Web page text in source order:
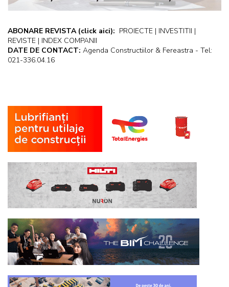
ABONARE REVISTA (click aici): PROIECTE | INVESTITII |
REVISTE | INDEX COMPANII
DATE DE CONTACT: Agenda Constructiilor & Fereastra - Tel:
021-336.04.16